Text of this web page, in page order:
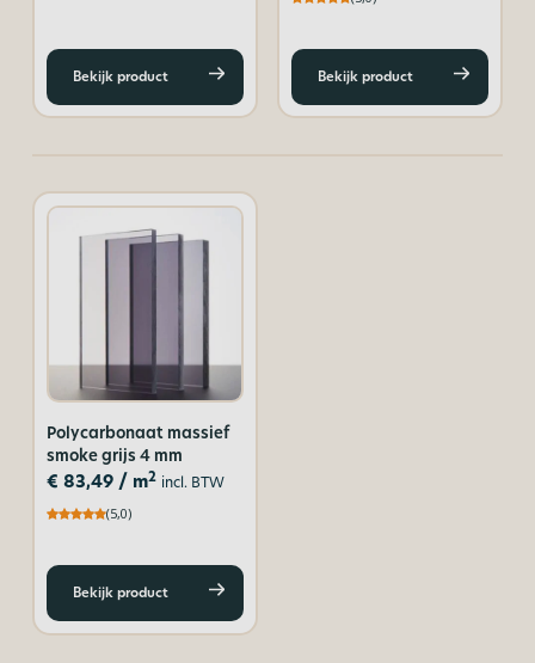
Bekijk product Bekijk product
Polycarbonaat massief
smoke grijs 4 mm
€ 83,49/ m2 incl. BTW
(5,0)
Bekijk product